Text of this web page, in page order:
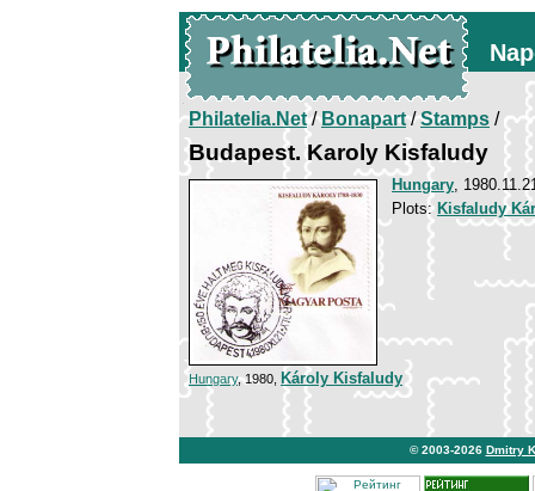
Philatelia.Net/Bonapart/Stamps /
Budapest. Karoly Kisfaludy
Hungary,
Plots: Kisfaludy
Hungary, 1980, Károly Kisfaludy
© 2003-2026 Dmitry